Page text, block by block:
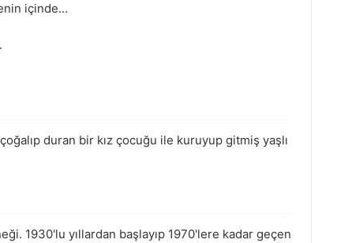
içinde...
duran bir kız çocuğu ile kuruyup gitmiş yaşlı
1930'lu yıllardan başlayıp 1970'lere kadar geçen